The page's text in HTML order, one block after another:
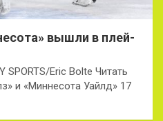
вышли в плей-
SPORTS/Eric Bolte Читать
и «Миннесота Уайлд» 17